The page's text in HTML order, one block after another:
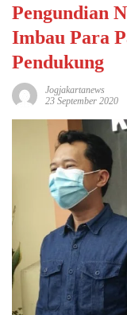
Pengundian
Imbau Para
Pendukung
Jogjakartanews
23 September 2020